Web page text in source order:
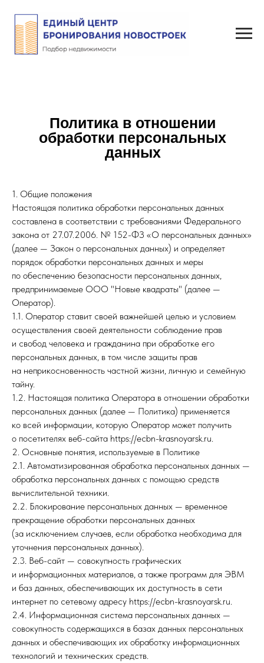
Политика в отношении
обработки персональных
данных
1. Общие положения
Настоящая политика обработки персональных данных
составлена в соответствии с требованиями Федерального
закона от 27.07.2006. № 152-ФЗ «О персональных данных»
(далее — Закон о персональных данных) и определяет
порядок обработки персональных данных и меры
по обеспечению безопасности персональных данных,
предпринимаемые ООО "Новые квадраты" (далее —
Оператор).
1.1. Оператор ставит своей важнейшей целью и условием
осуществления своей деятельности соблюдение прав
и свобод человека и гражданина при обработке его
персональных данных, в том числе защиты прав
на неприкосновенность частной жизни, личную и семейную
тайну.
1.2. Настоящая политика Оператора в отношении обработки
персональных данных (далее — Политика) применяется
ко всей информации, которую Оператор может получить
о посетителях веб-сайта https://ecbn-krasnoyarsk.ru.
2. Основные понятия, используемые в Политике
2.1. Автоматизированная обработка персональных данных —
обработка персональных данных с помощью средств
вычислительной техники.
2.2. Блокирование персональных данных — временное
прекращение обработки персональных данных
(за исключением случаев, если обработка необходима для
уточнения персональных данных).
2.3. Веб-сайт — совокупность графических
и информационных материалов, а также программ для ЭВМ
и баз данных, обеспечивающих их доступность в сети
интернет по сетевому адресу https://ecbn-krasnoyarsk.ru.
2.4. Информационная система персональных данных —
совокупность содержащихся в базах данных персональных
данных и обеспечивающих их обработку информационных
технологий и технических средств.